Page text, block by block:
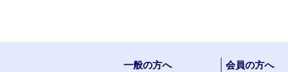
一般の方へ 会員の方へ